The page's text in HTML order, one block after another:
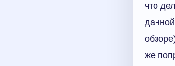
что
же